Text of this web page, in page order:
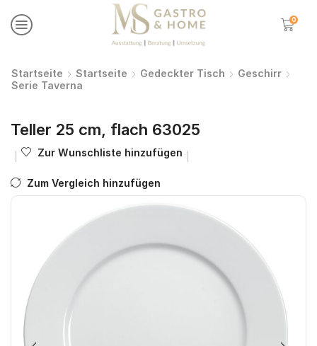
0
Startseite Startseite Gedeckter Tisch
Geschirr
Serie Taverna
Teller 25 cm, flach 63025
Zur Wunschliste hinzufügen
Zum Vergleich hinzufügen